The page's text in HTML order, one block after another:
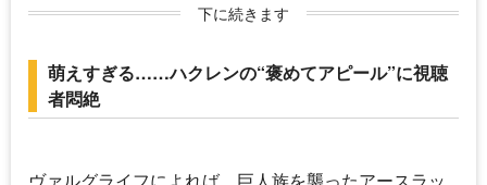
下に続きます
萌えすぎる……ハクレンの“褒めてアピール”に視聴
者悶絶
ヴァルグライフによれば、巨人族を襲ったアースラッ